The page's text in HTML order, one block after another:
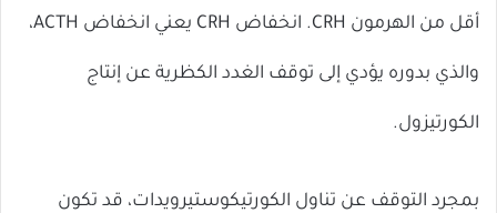
أقل من الهرمون CRH. انخفاض CRH يعني انخفاض ACTH،
والذي بدوره يؤدي إلى توقف الغدد الكظرية عن إنتاج
الكورتيزول.
بمجرد التوقف عن تناول الكورتيكوستيرويدات، قد تكون